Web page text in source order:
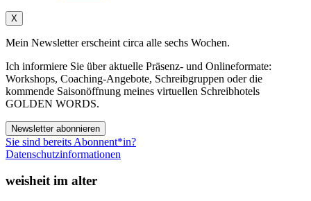
X
Mein Newsletter erscheint circa alle sechs Wochen.
Ich informiere Sie über aktuelle Präsenz- und Onlineformate:
Workshops, Coaching-Angebote, Schreibgruppen oder die
kommende Saisonöffnung meines virtuellen Schreibhotels
GOLDEN WORDS.
Newsletter abonnieren
Sie sind bereits Abonnent*in?
Datenschutzinformationen
weisheit im alter